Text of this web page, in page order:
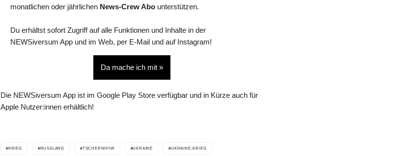
monatlichen oder jährlichen News-Crew Abo unterstützen.
Du erhältst sofort Zugriff auf alle Funktionen und Inhalte in der
NEWSiversum App und im Web, per E-Mail und auf Instagram!
Da mache ich mit »
Die NEWSiversum App ist im Google Play Store verfügbar und in Kürze auch für
Apple Nutzer:innen erhältlich!
KRIEG RUSSLAND TSCHERNIHIW UKRAINE UKRAINE-KRIEG